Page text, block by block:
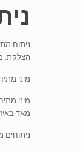
ניתוח
הצלקת.
מיני
מיני
מאד
ניתוחים